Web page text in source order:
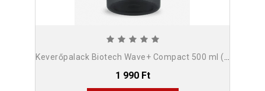
1 990 Ft